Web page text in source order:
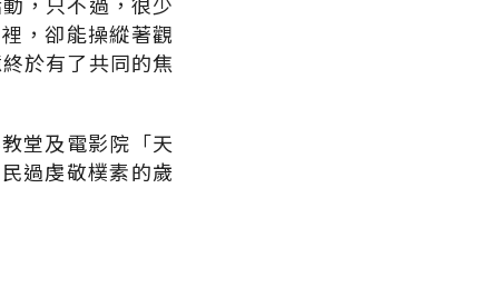
，卻能操縱著觀
於有了共同的焦
堂及電影院「天
過虔敬樸素的歲